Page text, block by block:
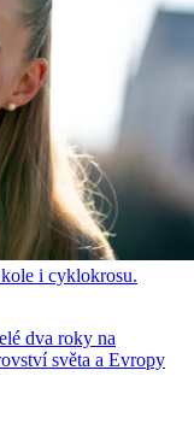
i cyklokrosu.
dva roky na
světa a Evropy